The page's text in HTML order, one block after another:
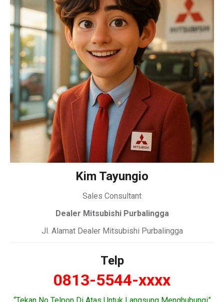
Kim Tayungio
Sales Consultant
Dealer Mitsubishi Purbalingga
Jl. Alamat Dealer Mitsubishi Purbalingga
Telp
0813-5544-xxxx